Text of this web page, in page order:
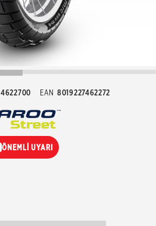
4622700 EAN 8019227462272
ÖNEMLİ UYARI